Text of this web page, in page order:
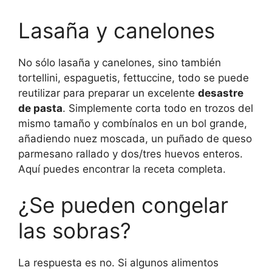
Lasaña y canelones
No sólo lasaña y canelones, sino también
tortellini, espaguetis, fettuccine, todo se puede
reutilizar para preparar un excelente desastre
de pasta. Simplemente corta todo en trozos del
mismo tamaño y combínalos en un bol grande,
añadiendo nuez moscada, un puñado de queso
parmesano rallado y dos/tres huevos enteros.
Aquí puedes encontrar la receta completa.
¿Se pueden congelar
las sobras?
La respuesta es no. Si algunos alimentos